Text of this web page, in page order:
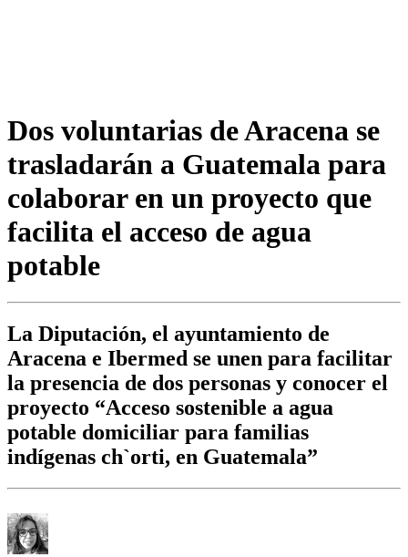
Dos voluntarias de Aracena se
trasladarán a Guatemala para
colaborar en un proyecto que
facilita el acceso de agua
potable
La Diputación, el ayuntamiento de
Aracena e Ibermed se unen para facilitar
la presencia de dos personas y conocer el
proyecto “Acceso sostenible a agua
potable domiciliar para familias
indígenas ch`orti, en Guatemala”